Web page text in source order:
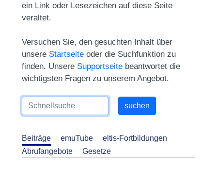
ein Link oder Lesezeichen auf diese Seite
veraltet.
Versuchen Sie, den gesuchten Inhalt über
unsere Startseite oder die Suchfunktion zu
finden. Unsere Supportseite beantwortet die
wichtigsten Fragen zu unserem Angebot.
Beiträge emuTube
eltis-Fortbildungen
Abrufangebote
Gesetze